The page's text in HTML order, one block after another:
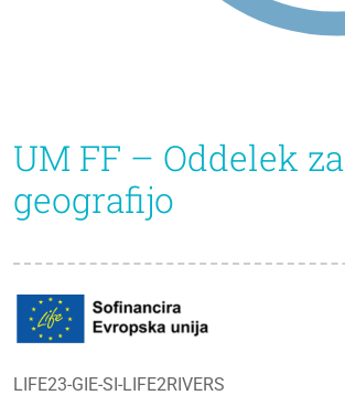
UM FF – Oddelek za
geografijo
LIFE23-GIE-SI-LIFE2RIVERS